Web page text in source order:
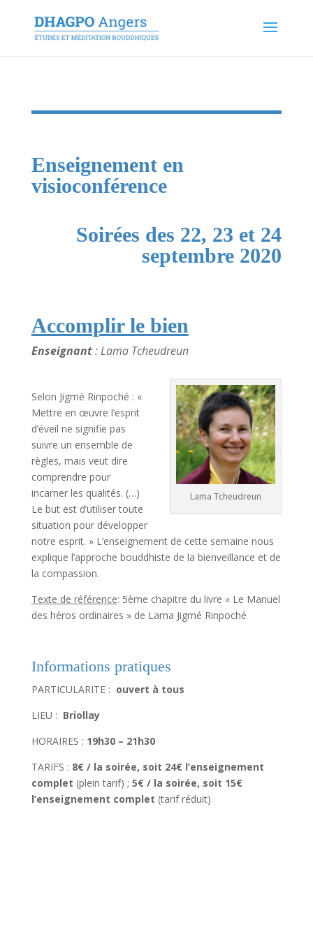
Enseignement en
visioconférence
Soirées des 22, 23 et 24
septembre 2020
Accomplir le bien
Enseignant: Lama Tcheudreun
Lama Tcheudreun
Selon Jigmé Rinpoché : «
Mettre en œuvre l’esprit
d’éveil ne signifie pas
suivre un ensemble de
règles, mais veut dire
comprendre pour
incarner les qualités. (…)
Le but est d’utiliser toute
situation pour développer
notre esprit. » L’enseignement de cette semaine nous
explique l’approche bouddhiste de la bienveillance et de
la compassion.
Texte de référence: 5ème chapitre du livre « Le Manuel
des héros ordinaires » de Lama Jigmé Rinpoché
Informations pratiques
PARTICULARITE : ouvert à tous
LIEU : Briollay
HORAIRES : 19h30 – 21h30
TARIFS : 8€ / la soirée, soit 24€ l’enseignement
complet (plein tarif) ; 5€ / la soirée, soit 15€
l’enseignement complet (tarif réduit)